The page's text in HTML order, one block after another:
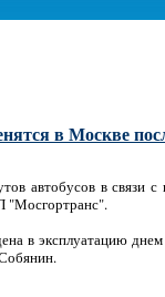
в Москве
автобусов в связи
"Мосгортранс".
в эксплуатацию